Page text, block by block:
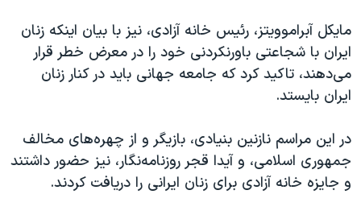
مایکل آبراموویتز، رئیس خانه آزادی، نیز با بیان اینکه زنان
ایران با شجاعتی باورنکردنی خود را در معرض خطر قرار
می‌دهند، تاکید کرد که جامعه جهانی باید در کنار زنان
ایران بایستد.
در این مراسم نازنین بنیادی، بازیگر و از چهره‌های مخالف
جمهوری اسلامی، و آیدا قجر روزنامه‌نگار، نیز حضور داشتند
و جایزه خانه آزادی برای زنان ایرانی را دریافت کردند.